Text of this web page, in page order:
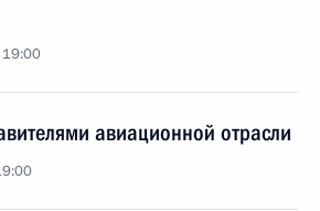
19:00
авиационной отрасли